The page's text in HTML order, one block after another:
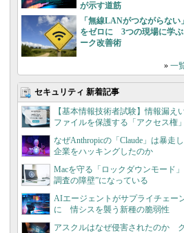
が示す道筋
「無線LANがつながらない
をゼロに 3つの現場に学ぶ
ーク改善術
» 一
セキュリティ 新着記事
【基本情報技術者試験】情報漏え
ファイルを保護する「アクセス権
なぜAnthropicの「Claude」は暴走
企業をハッキングしたのか
Macを守る「ロックダウンモード
調査の障壁”になっている
AIエージェントがサプライチェー
に 情シスを襲う新種の脆弱性
アスクルはなぜ侵害されたのか